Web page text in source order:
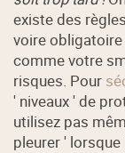
existe des
voire
comme votre
risques. Pour
' niveaux ' de
utilisez pas
pleurer ' lorsque